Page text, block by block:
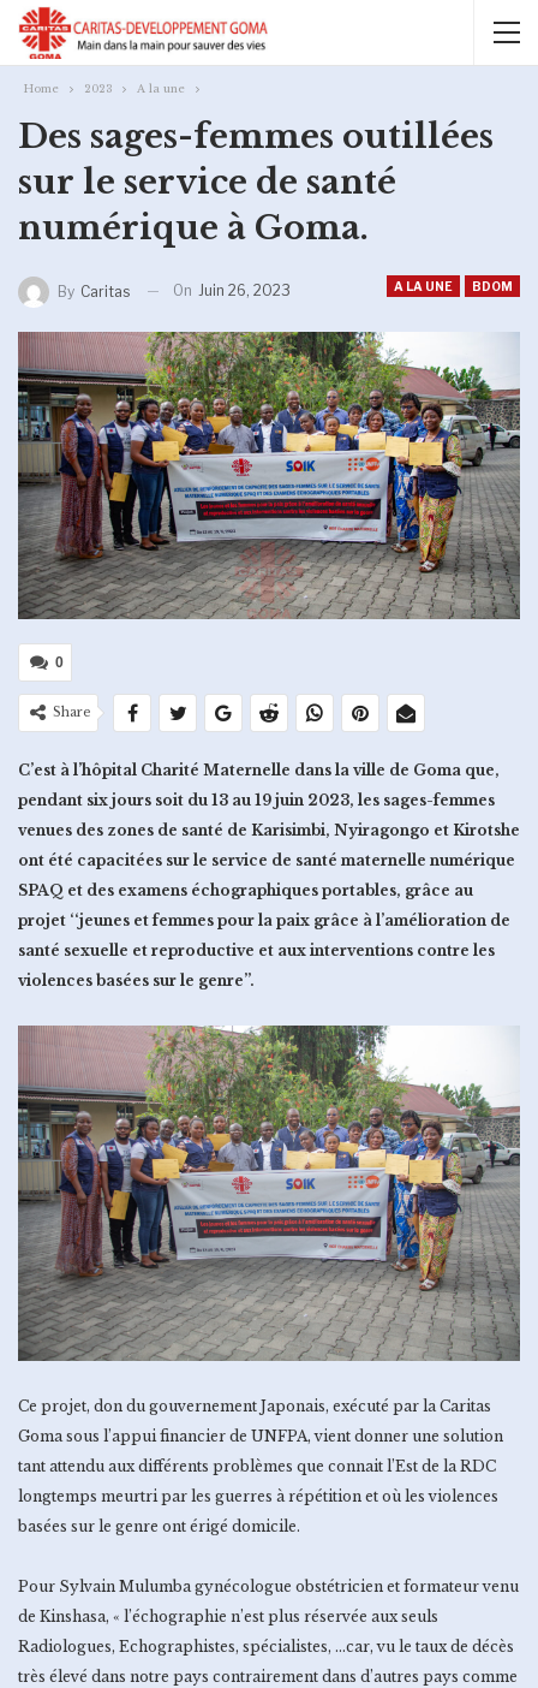
Home 2023 A la une
Des sages-femmes outillées
sur le service de santé
numérique à Goma.
A LA UNE BDOM
By Caritas On Juin 26, 2023
0
Share
C’est à l’hôpital Charité Maternelle dans la ville de Goma que,
pendant six jours soit du 13 au 19 juin 2023, les sages-femmes
venues des zones de santé de Karisimbi, Nyiragongo et Kirotshe
ont été capacitées sur le service de santé maternelle numérique
SPAQ et des examens échographiques portables, grâce au
projet ‘‘jeunes et femmes pour la paix grâce à l’amélioration de
santé sexuelle et reproductive et aux interventions contre les
violences basées sur le genre’’.
Ce projet, don du gouvernement Japonais, exécuté par la Caritas
Goma sous l’appui financier de UNFPA, vient donner une solution
tant attendu aux différents problèmes que connait l’Est de la RDC
longtemps meurtri par les guerres à répétition et où les violences
basées sur le genre ont érigé domicile.
Pour Sylvain Mulumba gynécologue obstétricien et formateur venu
de Kinshasa, « l’échographie n’est plus réservée aux seuls
Radiologues, Echographistes, spécialistes, …car, vu le taux de décès
très élevé dans notre pays contrairement dans d’autres pays comme